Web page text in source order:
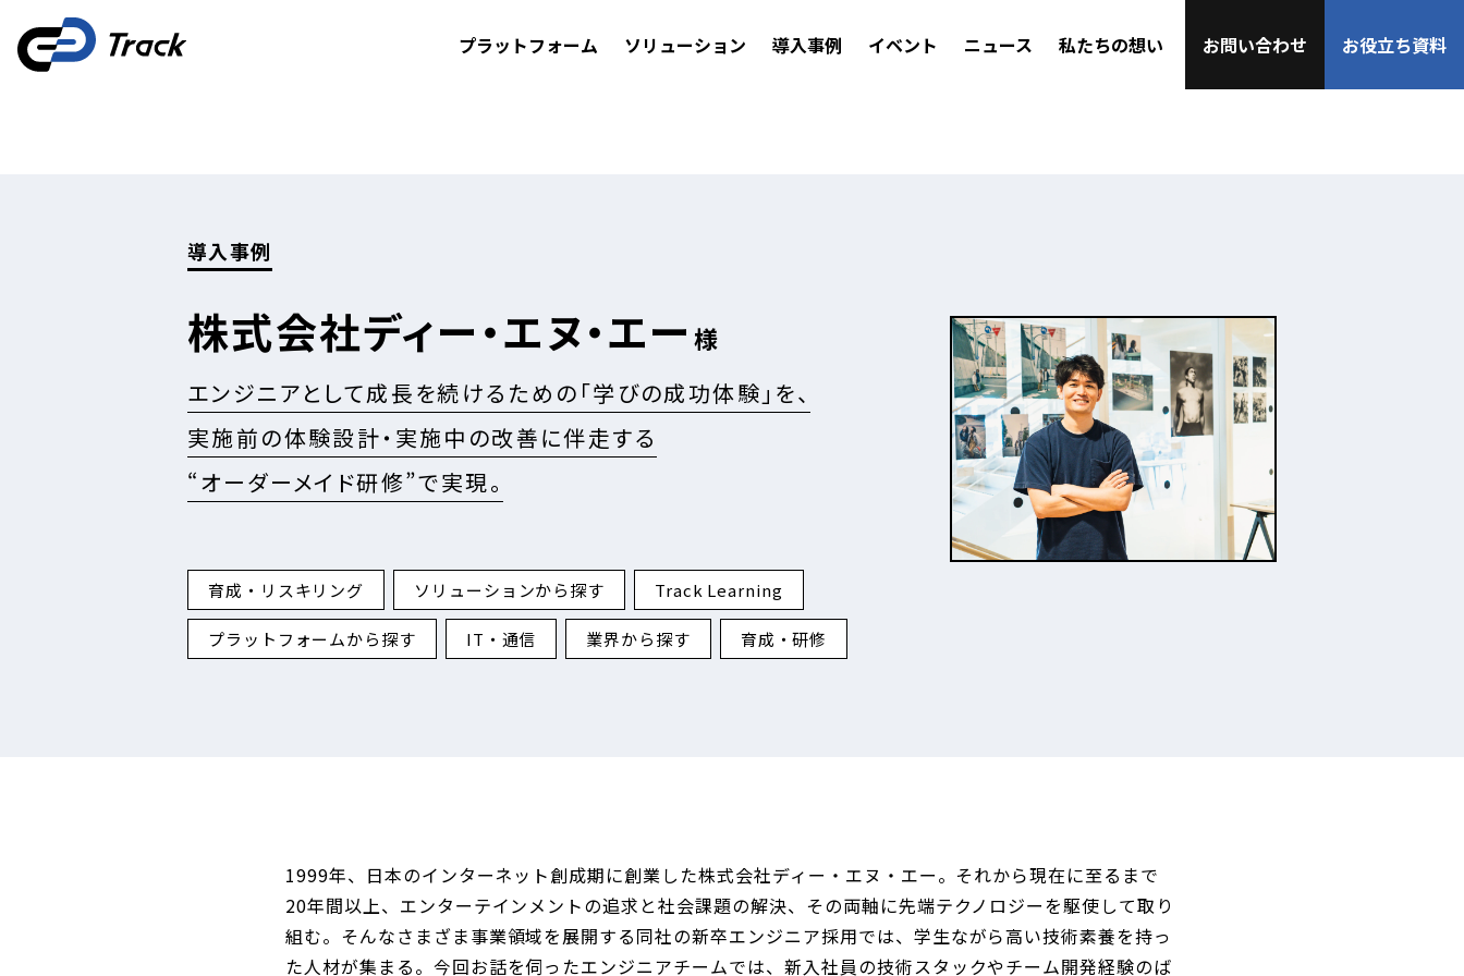
プラットフォーム ソリューション 導入事例 イベント ニュース 私たちの想い お問い合わせ お役立ち資料
導入事例
株式会社ディー・エヌ・エー 様
エンジニアとして成長を続けるための「学びの成功体験」を、
実施前の体験設計・実施中の改善に伴走する
“オーダーメイド研修”で実現。
育成・リスキリング ソリューションから探す Track Learning
プラットフォームから探す IT・通信 業界から探す 育成・研修
1999年、日本のインターネット創成期に創業した株式会社ディー・エヌ・エー。それから現在に至るまで
20年間以上、エンターテインメントの追求と社会課題の解決、その両軸に先端テクノロジーを駆使して取り
組む。そんなさまざま事業領域を展開する同社の新卒エンジニア採用では、学生ながら高い技術素養を持っ
た人材が集まる。今回お話を伺ったエンジニアチームでは、新入社員の技術スタックやチーム開発経験のば